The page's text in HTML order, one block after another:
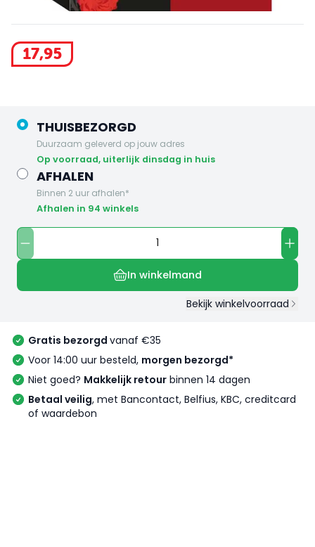
17,95
THUISBEZORGD
Duurzaam geleverd op jouw adres
op voorraad, uiterlijk dinsdag in huis
AFHALEN
Binnen 2 uur afhalen*
Afhalen in 94 winkels
In winkelmand
Bekijk winkelvoorraad
Gratis bezorgd vanaf €35
Voor 14:00 uur besteld, morgen bezorgd*
Niet goed? Makkelijk retour binnen 14 dagen
Betaal veilig, met Bancontact, Belfius, KBC, creditcard
of waardebon